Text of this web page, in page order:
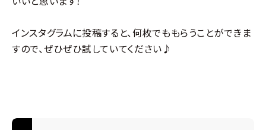
インスタグラムに投稿すると、何枚でももらうことができま
すので、ぜひぜひ試していてください♪